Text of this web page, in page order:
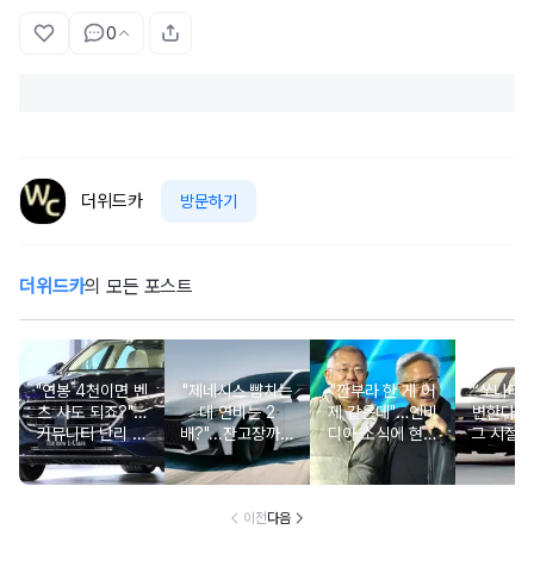
0
더위드카 방문하기
더위드카의 모든 포스트
"연봉 4천이면 벤
츠 사도 되죠?"…
커뮤니티 난리 난
'현실적 수입차' 보
니
"제네시스 뺨치는
데 연비는 2
배?"...잔고장까지
없는 신차에 '이럴
수가'
"깐부라 한 게 어
제 같은데"…엔비
디아 소식에 현대
차 '초위기 상황'
“쏘나타
변한다
그 시절
고 소식
오너들
이전다음